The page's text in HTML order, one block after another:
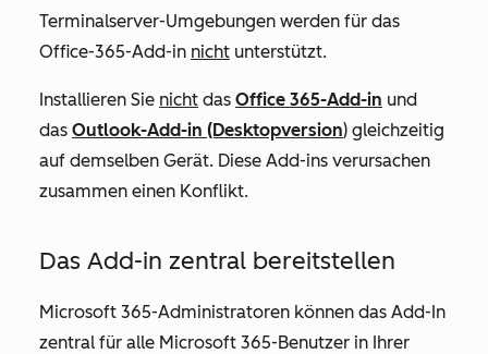
Terminalserver-Umgebungen werden für das
Office-365-Add-in nicht unterstützt.
Installieren Sie nicht das Office 365-Add-in und
das Outlook-Add-in (Desktopversion) gleichzeitig
auf demselben Gerät. Diese Add-ins verursachen
zusammen einen Konflikt.
Das Add-in zentral bereitstellen
Microsoft 365-Administratoren können das Add-In
zentral für alle Microsoft 365-Benutzer in Ihrer